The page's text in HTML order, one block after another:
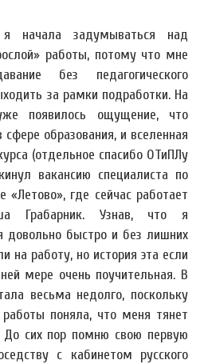
я начала задумываться над
работы, потому что мне
без педагогического
за рамки подработки. На
появилось ощущение, что
образования, и вселенная
(отдельное спасибо ОТиПЛу
вакансию специалиста по
где сейчас работает
Грабарник. Узнав, что я
довольно быстро и без лишних
на работу, но история эта если
мере очень поучительная. В
весьма недолго, поскольку
поняла, что меня тянет
До сих пор помню свою первую
с кабинетом русского